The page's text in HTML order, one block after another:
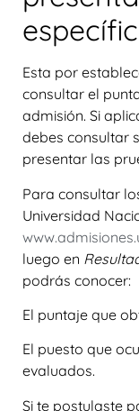
Esta por
consultar el
admisión. Si
debes consultar
presentar las
Para consultar
Universidad
luego en
podrás conocer:
El puntaje que
El puesto que
evaluados.
Si te postulaste